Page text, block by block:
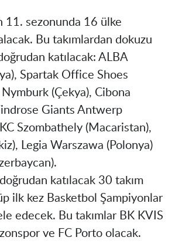
11. sezonunda 16 ülke
Bu takımlardan dokuzu
katılacak: ALBA
Spartak Office Shoes
Nymburk (Çekya), Cibona
Giants Antwerp
Szombathely (Macaristan),
Legia Warszawa (Polonya)
katılacak 30 takım
ilk kez Basketbol Şampiyonlar
edecek. Bu takımlar BK KVIS
ve FC Porto olacak.